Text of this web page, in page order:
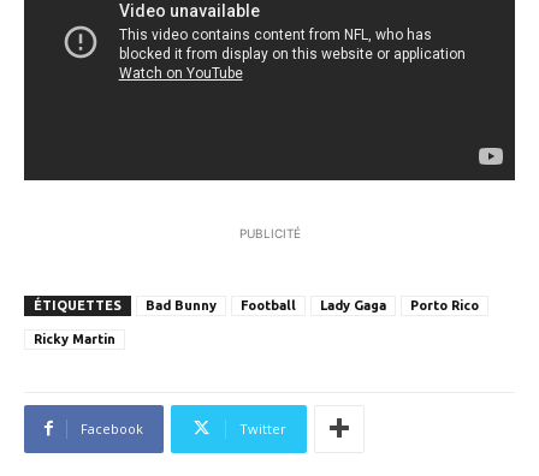
PUBLICITÉ
ÉTIQUETTES Bad Bunny Football Lady Gaga Porto Rico
Ricky Martin
Facebook Twitter